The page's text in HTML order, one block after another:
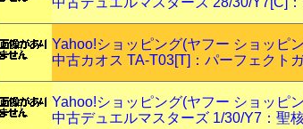
Yahoo!ショッピング(ヤフー ショッピ
中古カオス TA-T03[T]：パーフェクト
Yahoo!ショッピング(ヤフー ショッピ
中古デュエルマスターズ 1/30/Y7：聖